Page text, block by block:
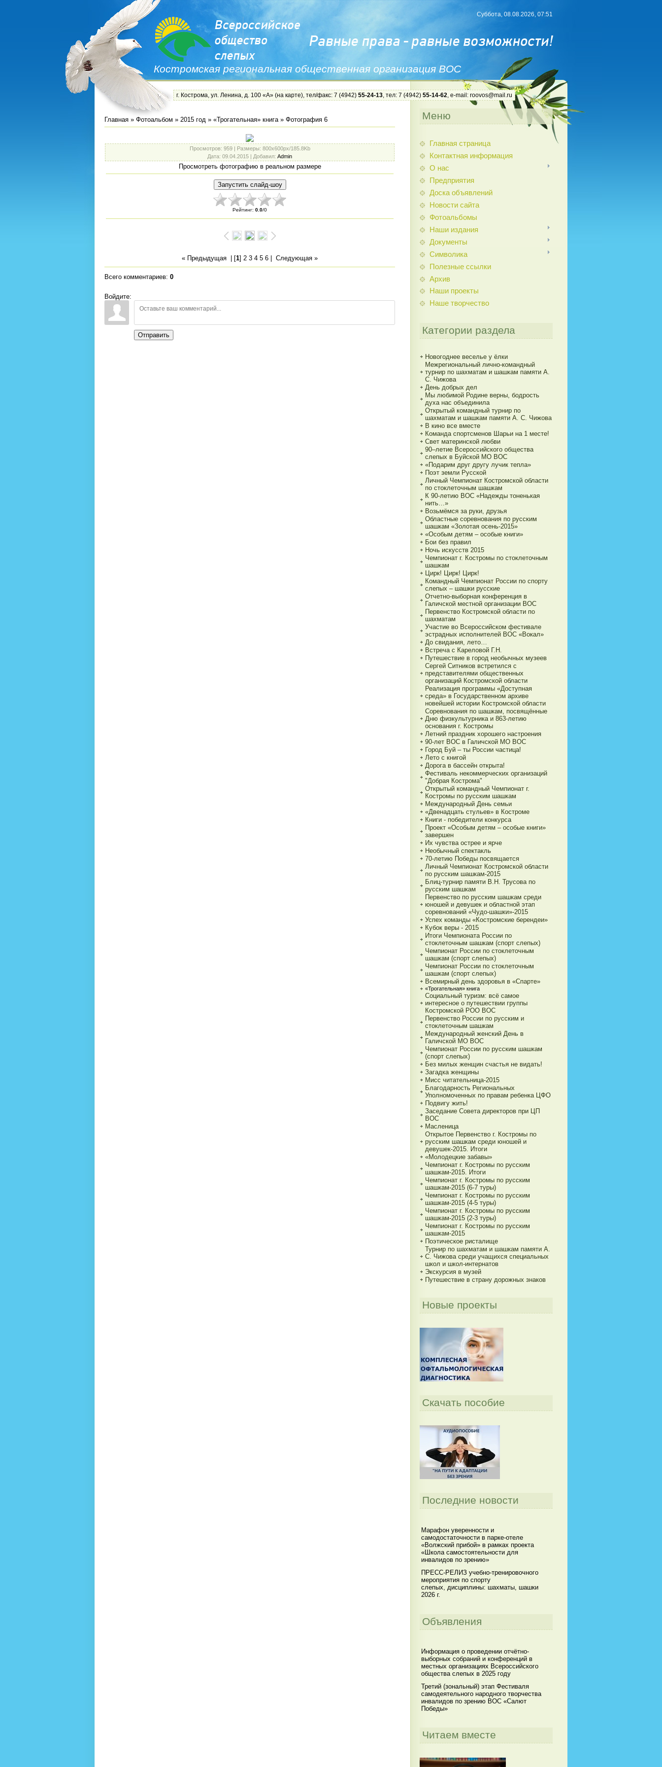
Костромская региональная общественная организация ВОС
Суббота, 08.08.2026, 07:51
г. Кострома, ул. Ленина, д. 100 «А» (на карте), тел/факс: 7 (4942) 55-24-13, тел: 7 (4942) 55-14-62, e-mail: roovos@mail.ru
Главная » Фотоальбом » 2015 год » «Трогательная» книга» Фотография 6
Просмотров: 959 | Размеры: 800x600px/185.8Kb
Дата: 09.04.2015 | Добавил: Admin
Просмотреть фотографию в реальном размере
Рейтинг: 0.0/0
« Предыдущая | [1] 2 3 4 5 6 Следующая »
Всего комментариев: 0
Войдите:
Отправить
Меню
Главная страница
Контактная информация
О нас
Предприятия
Доска объявлений
Новости сайта
Фотоальбомы
Наши издания
Документы
Символика
Полезные ссылки
Архив
Наши проекты
Наше творчество
Категории раздела
Новогоднее веселье у ёлки
Межрегиональный лично-командный
турнир по шахматам и шашкам памяти А.
С. Чижова
День добрых дел
Мы любимой Родине верны, бодрость
духа нас объединила
Открытый командный турнир по
шахматам и шашкам памяти А. С. Чижова
В кино все вместе
Команда спортсменов Шарьи на 1 месте!
Свет материнской любви
90–летие Всероссийского общества
слепых в Буйской МО ВОС
«Подарим друг другу лучик тепла»
Поэт земли Русской
Личный Чемпионат Костромской области
по стоклеточным шашкам
К 90-летию ВОС «Надежды тоненькая
нить…»
Возьмёмся за руки, друзья
Областные соревнования по русским
шашкам «Золотая осень-2015»
«Особым детям – особые книги»
Бои без правил
Ночь искусств 2015
Чемпионат г. Костромы по стоклеточным
шашкам
Цирк! Цирк! Цирк!
Командный Чемпионат России по спорту
слепых – шашки русские
Отчетно-выборная конференция в
Галичской местной организации ВОС
Первенство Костромской области по
шахматам
Участие во Всероссийском фестивале
эстрадных исполнителей ВОС «Вокал»
До свидания, лето…
Встреча с Кареловой Г.Н.
Путешествие в город необычных музеев
Сергей Ситников встретился с
представителями общественных
организаций Костромской области
Реализация программы «Доступная
среда» в Государственном архиве
новейшей истории Костромской области
Соревнования по шашкам, посвящённые
Дню физкультурника и 863-летию
основания г. Костромы
Летний праздник хорошего настроения
90-лет ВОС в Галичской МО ВОС
Город Буй – ты России частица!
Лето с книгой
Дорога в бассейн открыта!
Фестиваль некоммерческих организаций
"Добрая Кострома"
Открытый командный Чемпионат г.
Костромы по русским шашкам
Международный День семьи
«Двенадцать стульев» в Костроме
Книги - победители конкурса
Проект «Особым детям – особые книги»
завершен
Их чувства острее и ярче
Необычный спектакль
70-летию Победы посвящается
Личный Чемпионат Костромской области
по русским шашкам-2015
Блиц-турнир памяти В.Н. Трусова по
русским шашкам
Первенство по русским шашкам среди
юношей и девушек и областной этап
соревнований «Чудо-шашки»-2015
Успех команды «Костромские берендеи»
Кубок веры - 2015
Итоги Чемпионата России по
стоклеточным шашкам (спорт слепых)
Чемпионат России по стоклеточным
шашкам (спорт слепых)
Чемпионат России по стоклеточным
шашкам (спорт слепых)
Всемирный день здоровья в «Спарте»
«Трогательная» книга
Социальный туризм: всё самое
интересное о путешествии группы
Костромской РОО ВОС
Первенство России по русским и
стоклеточным шашкам
Международный женский День в
Галичской МО ВОС
Чемпионат России по русским шашкам
(спорт слепых)
Без милых женщин счастья не видать!
Загадка женщины
Мисс читательница-2015
Благодарность Региональных
Уполномоченных по правам ребенка ЦФО
Подвигу жить!
Заседание Совета директоров при ЦП
ВОС
Масленица
Открытое Первенство г. Костромы по
русским шашкам среди юношей и
девушек-2015. Итоги
«Молодецкие забавы»
Чемпионат г. Костромы по русским
шашкам-2015. Итоги
Чемпионат г. Костромы по русским
шашкам-2015 (6-7 туры)
Чемпионат г. Костромы по русским
шашкам-2015 (4-5 туры)
Чемпионат г. Костромы по русским
шашкам-2015 (2-3 туры)
Чемпионат г. Костромы по русским
шашкам-2015
Поэтическое ристалище
Турнир по шахматам и шашкам памяти А.
С. Чижова среди учащихся специальных
школ и школ-интернатов
Экскурсия в музей
Путешествие в страну дорожных знаков
Новые проекты
Скачать пособие
Последние новости
Марафон уверенности и
самодостаточности в парке-отеле
«Волжский прибой» в рамках проекта
«Школа самостоятельности для
инвалидов по зрению»
ПРЕСС-РЕЛИЗ учебно-тренировочного
мероприятия по спорту
слепых, дисциплины: шахматы, шашки
2026 г.
Объявления
Информация о проведении отчётно-
выборных собраний и конференций в
местных организациях Всероссийского
общества слепых в 2025 году
Третий (зональный) этап Фестиваля
самодеятельного народного творчества
инвалидов по зрению ВОС «Салют
Победы»
Читаем вместе